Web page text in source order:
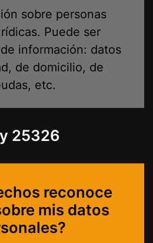
sobre personas
Puede ser
información: datos
de domicilio, de
etc.
25326
reconoce
mis datos